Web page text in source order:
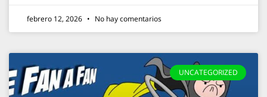
febrero 12, 2026 No hay comentarios
UNCATEGORIZED